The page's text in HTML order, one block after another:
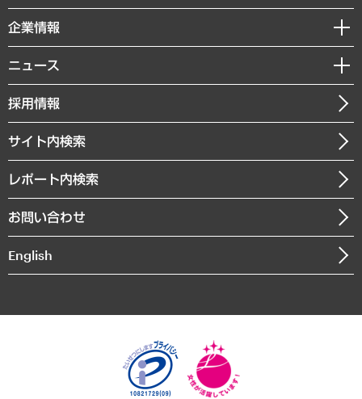
共生・ダイバーシティ
GRC（ガバナンス・リスク・コンプライアンス）・防災（政策）
経済・産業・雇用・労働
まちづくり・観光・交通・スポーツ・スマートシティ
自然資源・農林水産業・食料システム
レポート
コラム
経営用語集
受託・受注実績（官公庁関連）
メディア掲載・出演
セミナー・イベント情報
MUFGビジネスセミナー
受託案件情報
企業情報
私たちの想い
社長メッセージ
会社概要
沿革
組織図・本部部室紹介
インドネシア現地法人
個人情報保護方針
ニュース
ニュースリリース
お知らせ
採用情報
サイト内検索
レポート内検索
お問い合わせ
English